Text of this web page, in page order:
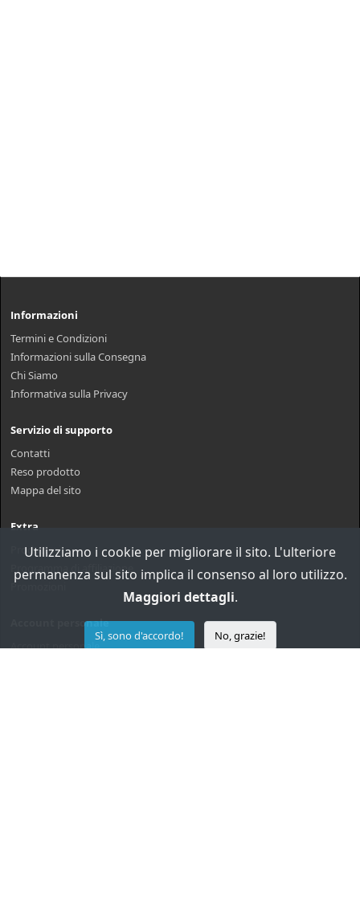
Informazioni
Termini e Condizioni
Informazioni sulla Consegna
Chi Siamo
Informativa sulla Privacy
Servizio di supporto
Contatti
Reso prodotto
Mappa del sito
Extra
Produttori
Programma di affiliazione
Promozioni
Account personale
Account personale
Utilizziamo i cookie per migliorare il sito. L'ulteriore
permanenza sul sito implica il consenso al loro utilizzo.
Maggiori dettagli.
Sì, sono d'accordo! No, grazie!